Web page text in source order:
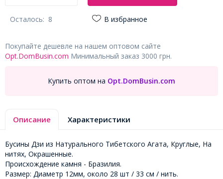
Осталось: 8 В избранное
Покупайте дешевле на нашем оптовом сайте
Opt.DomBusin.com Минимальный заказ 3000 грн.
Купить оптом на Opt.DomBusin.com
Описание Характеристики
Бусины Дзи из Натурального Тибетского Агата, Круглые, На
нитях, Окрашенные.
Происхождение камня - Бразилия.
Размер: Диаметр 12мм, около 28 шт / 33 см / нить.